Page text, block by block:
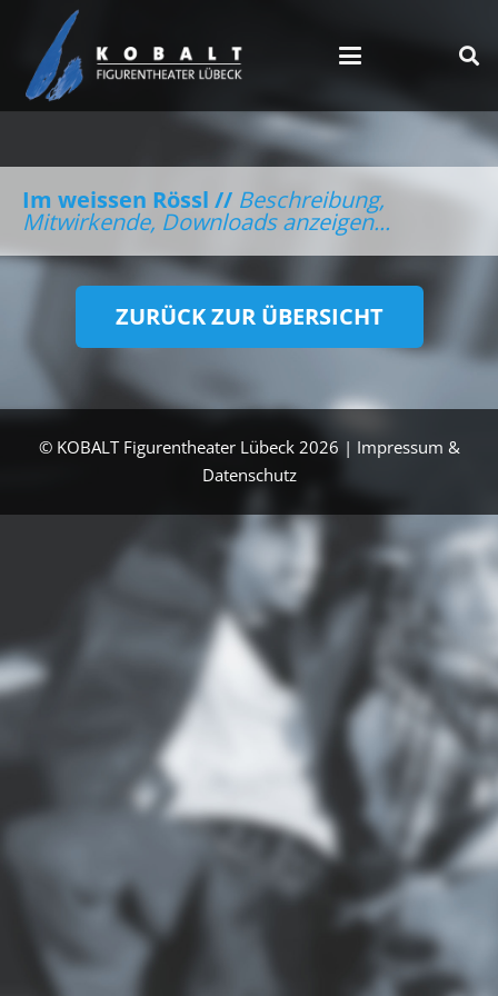
Im weissen Rössl // Beschreibung,
Mitwirkende, Downloads anzeigen...
ZURÜCK ZUR ÜBERSICHT
© KOBALT Figurentheater Lübeck 2026 | Impressum &
Datenschutz